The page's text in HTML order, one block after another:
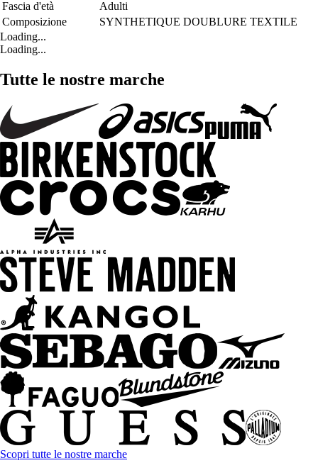
Fascia d'età
Adulti
Composizione
SYNTHETIQUE DOUBLURE TEXTILE
Loading...
Loading...
Tutte le nostre marche
Scopri tutte le nostre marche